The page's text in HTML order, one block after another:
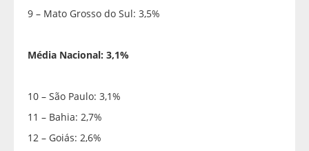
9 – Mato Grosso do Sul: 3,5%
Média Nacional: 3,1%
10 – São Paulo: 3,1%
11 – Bahia: 2,7%
12 – Goiás: 2,6%